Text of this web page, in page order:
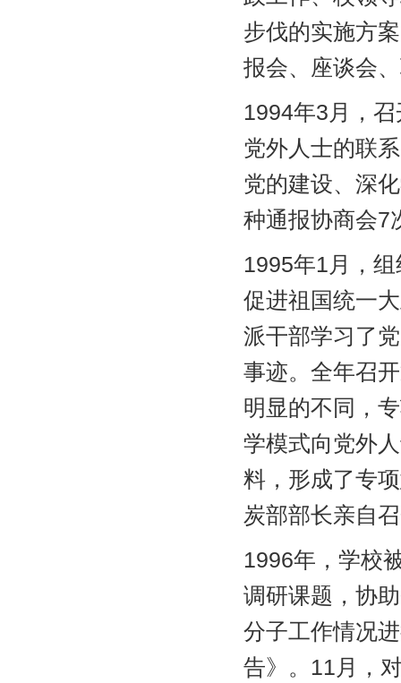
步伐的实施方
报会、座谈会
1994年3月，
党外人士的联
党的建设、深
种通报协商会7
1995年1月，
促进祖国统一
派干部学习了
事迹。全年召
明显的不同，
学模式向党外
料，形成了专
炭部部长亲自
1996年，学校
调研课题，协
分子工作情况
告》。11月，